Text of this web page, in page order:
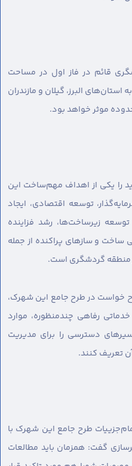
قائم در فاز اول در مساحت
استان‌های البرز، گیلان و مازندران
موثر خواهد بود.
را یکی از اهداف مهم‌ساخت این
توسعه اقتصادی، ایجاد
زیرساخت‌ها، رشد فزاینده
ساخت و سازهای پراکنده از جمله
منطقه گردشگری است.
خواست در طرح جامع این شهرک،
رفاهی چندمنظوره، موارد
دسترسی را برای مدیریت
تعریف کنند.
طرح جامع این شهرک با
گفت: همزمان باید مطالعات